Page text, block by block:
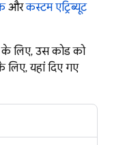
औरकस्टम एट्रिब्यूट
लिए, उस कोड को
यहां दिए गए